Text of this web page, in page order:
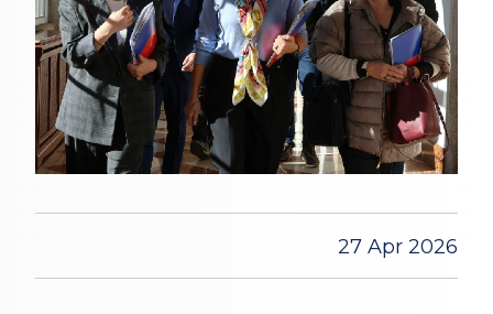
27 Apr 2026